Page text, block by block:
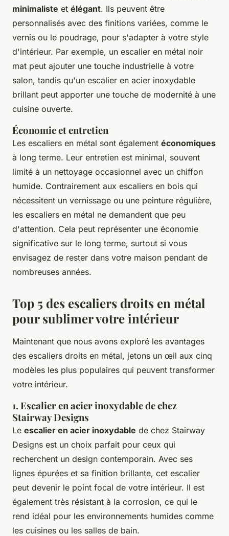
minimaliste et élégant. Ils peuvent être
personnalisés avec des finitions variées, comme le
vernis ou le poudrage, pour s'adapter à votre style
d'intérieur. Par exemple, un escalier en métal noir
mat peut ajouter une touche industrielle à votre
salon, tandis qu'un escalier en acier inoxydable
brillant peut apporter une touche de modernité à une
cuisine ouverte.
Économie et entretien
Les escaliers en métal sont également économiques
à long terme. Leur entretien est minimal, souvent
limité à un nettoyage occasionnel avec un chiffon
humide. Contrairement aux escaliers en bois qui
nécessitent un vernissage ou une peinture régulière,
les escaliers en métal ne demandent que peu
d'attention. Cela peut représenter une économie
significative sur le long terme, surtout si vous
envisagez de rester dans votre maison pendant de
nombreuses années.
Top 5 des escaliers droits en métal
pour sublimer votre intérieur
Maintenant que nous avons exploré les avantages
des escaliers droits en métal, jetons un œil aux cinq
modèles les plus populaires qui peuvent transformer
votre intérieur.
1. Escalier en acier inoxydable de chez
Stairway Designs
Le escalier en acier inoxydable de chez Stairway
Designs est un choix parfait pour ceux qui
recherchent un design contemporain. Avec ses
lignes épurées et sa finition brillante, cet escalier
peut devenir le point focal de votre intérieur. Il est
également très résistant à la corrosion, ce qui le
rend idéal pour les environnements humides comme
les cuisines ou les salles de bain.